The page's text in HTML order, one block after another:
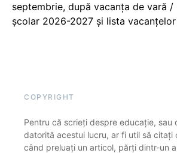
septembrie, după vacanța de vară /
școlar 2026-2027 și lista vacanțelor
COPYRIGHT
Pentru că scrieți despre educație, sau
datorită acestui lucru, ar fi util să citați
când preluați un articol, părți dintr-un